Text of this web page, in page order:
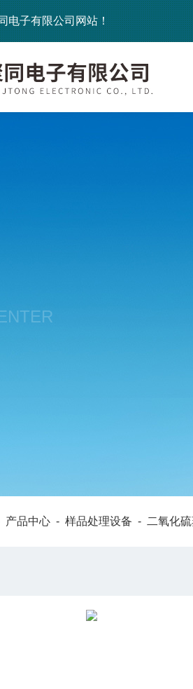
电子有限公司网站！
产品中心 - 样品处理设备 - 二氧化